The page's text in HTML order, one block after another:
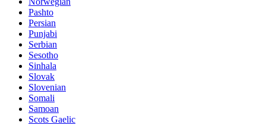
Pashto
Persian
Punjabi
Serbian
Sesotho
Sinhala
Slovak
Slovenian
Somali
Samoan
Scots Gaelic